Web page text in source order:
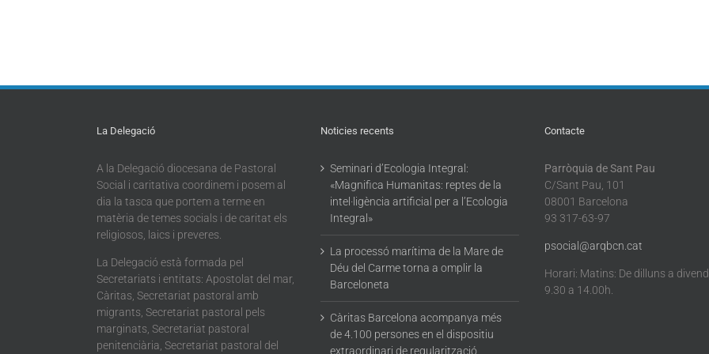
La Delegació
A la Delegació diocesana de Pastoral
Social i caritativa coordinem i posem al
dia la tasca que portem a terme en
matèria de temes socials i de caritat els
religiosos, laics i preveres.
La Delegació està formada pel
Secretariats i entitats: Apostolat del mar,
Càritas, Secretariat pastoral amb
migrants, Secretariat pastoral pels
marginats, Secretariat pastoral
penitenciària, Secretariat pastoral del
Noticies recents
Seminari d’Ecologia Integral:
«Magnifica Humanitas: reptes de la
intel·ligència artificial per a l’Ecologia
Integral»
La processó marítima de la Mare de
Déu del Carme torna a omplir la
Barceloneta
Càritas Barcelona acompanya més
de 4.100 persones en el dispositiu
extraordinari de regularització
Contacte
Parròquia de Sant Pau
C/Sant Pau, 101
08001 Barcelona
93 317-63-97
psocial@arqbcn.cat
Horari: Matins: De dilluns a
9.30 a 14.00h.